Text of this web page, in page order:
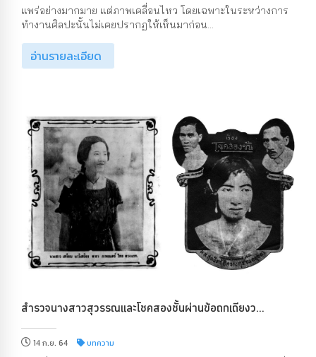
แพร่อย่างมากมาย แต่ภาพเคลื่อนไหว โดยเฉพาะในระหว่างการ
ทำงานศิลปะนั้นไม่เคยปรากฏให้เห็นมาก่อน...
อ่านรายละเอียด
สำรวจนางสาวสุวรรณและโชคสองชั้นผ่านข้อถกเถียงว...
14 ก.ย. 64 บทความ